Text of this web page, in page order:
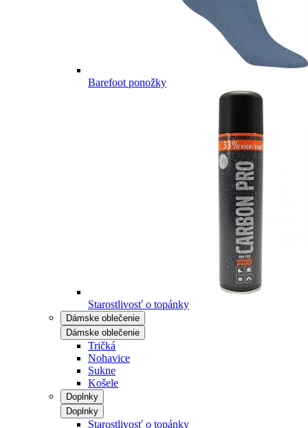
Barefoot ponožky
Starostlivosť o topánky
Dámske oblečenie
Dámske oblečenie
Tričká
Nohavice
Sukne
Košele
Doplnky
Doplnky
Starostlivosť o topánky